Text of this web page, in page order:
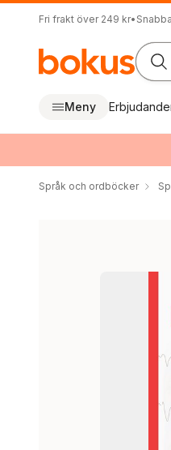
Fri frakt över 249 kr•
Meny
Språk och ordböcker